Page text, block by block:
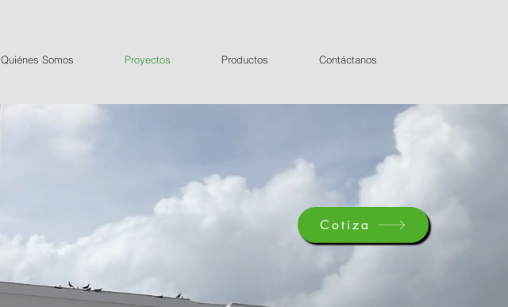
Quiénes Somos Proyectos Productos Contáctanos
Cotiza